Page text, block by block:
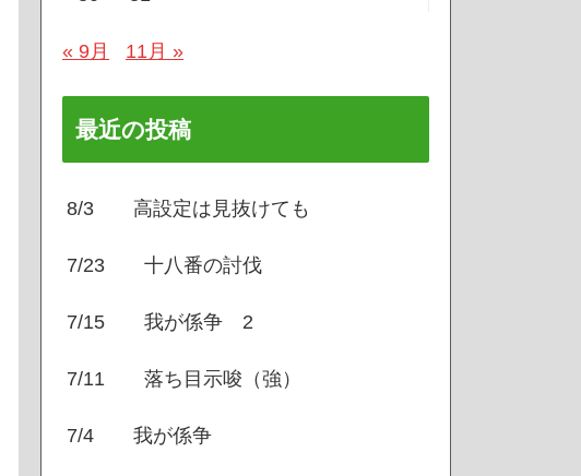
« 9月 11月 »
最近の投稿
8/3 高設定は見抜けても
7/23 十八番の討伐
7/15 我が係争 2
7/11 落ち目示唆（強）
7/4 我が係争